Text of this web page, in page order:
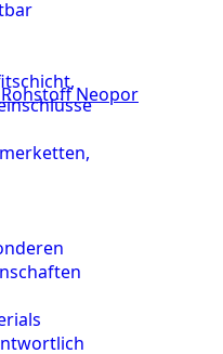
Rohstoff Neopor